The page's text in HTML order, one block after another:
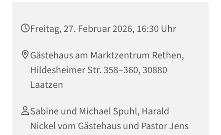
Freitag, 27. Februar 2026, 16:30 Uhr
Gästehaus am Marktzentrum Rethen,
Hildesheimer Str. 358–360, 30880
Laatzen
Sabine und Michael Spuhl, Harald
Nickel vom Gästehaus und Pastor Jens